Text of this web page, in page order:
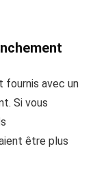
fournis avec un
Si vous
être plus